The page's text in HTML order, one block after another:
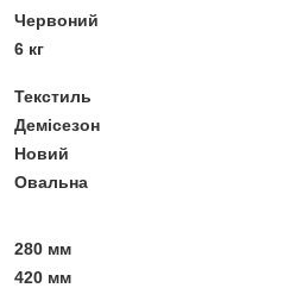
Червоний
6 кг
Текстиль
Демісезон
Новий
Овальна
280 мм
420 мм